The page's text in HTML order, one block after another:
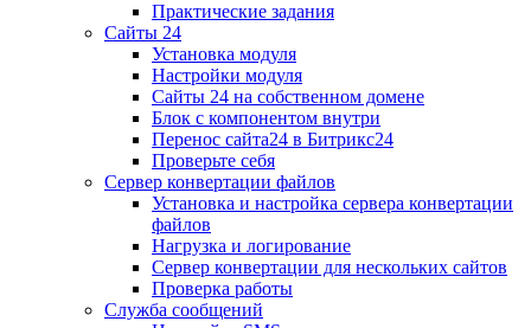
Практические задания
Сайты 24
Установка модуля
Настройки модуля
Сайты 24 на собственном домене
Блок с компонентом внутри
Перенос сайта24 в Битрикс24
Проверьте себя
Сервер конвертации файлов
Установка и настройка сервера конвертации
файлов
Нагрузка и логирование
Сервер конвертации для нескольких сайтов
Проверка работы
Служба сообщений